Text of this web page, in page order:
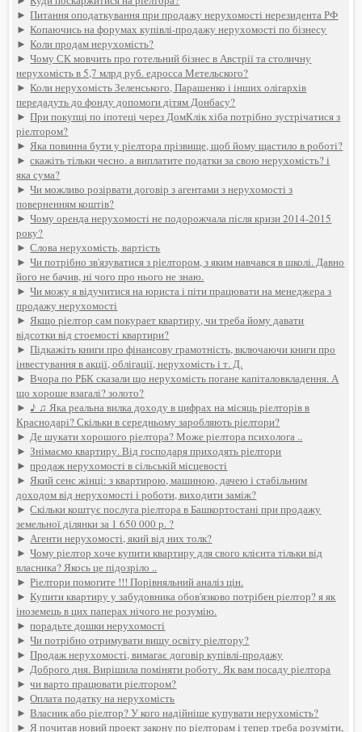
►Питання оподаткування при продажу нерухомості нерезидента РФ
►Копаючись на форумах купівлі-продажу нерухомості по бізнесу
►Коли продам нерухомість?
►Чому СК мовчить про готельний бізнес в Австрії та столичну
нерухомість в 5,7 млрд руб. едросса Метельского?
►Коли нерухомість Зеленського, Парашенко і інших олігархів
передадуть до фонду допомоги дітям Донбасу?
►При покупці по іпотеці через ДомКлік хіба потрібно зустрічатися з
ріелтором?
►Яка повинна бути у ріелтора прізвище, щоб йому щастило в роботі?
►скажіть тільки чесно. а виплатите податки за свою нерухомість? і
яка сума?
►Чи можливо розірвати договір з агентами з нерухомості з
поверненням коштів?
►Чому оренда нерухомості не подорожчала після кризи 2014-2015
року?
►Слова нерухомість, вартість
►Чи потрібно зв'язуватися з ріелтором, з яким навчався в школі. Давно
його не бачив, ні чого про нього не знаю.
►Чи можу я відучитися на юриста і піти працювати на менеджера з
продажу нерухомості
►Якщо ріелтор сам покурает квартиру, чи треба йому давати
відсотки від стоемості квартири?
►Підкажіть книги про фінансову грамотність, включаючи книги про
інвестування в акції, облігації, нерухомість і т. Д.
►Вчора по РБК сказали що нерухомість погане капіталовкладення. А
що хороше взагалі? золото?
► ♪ ♫ Яка реальна вилка доходу в цифрах на місяць ріелторів в
Краснодарі? Скільки в середньому заробляють ріелтори?
►Де шукати хорошого ріелтора? Може ріелтора психолога ..
►Знімаємо квартиру. Від господаря приходять ріелтори
►продаж нерухомості в сільській місцевості
►Який сенс жінці: з квартирою, машиною, дачею і стабільним
доходом від нерухомості і роботи, виходити заміж?
►Скільки коштує послуга ріелтора в Башкортостані при продажу
земельної ділянки за 1 650 000 р. ?
►Агенти нерухомості, який від них толк?
►Чому ріелтор хоче купити квартиру для свого клієнта тільки від
власника? Якось це підозріло ..
►Ріелтори помогите !!! Порівняльний аналіз цін.
►Купити квартиру у забудовника обов'язково потрібен ріелтор? я як
іноземець в цих паперах нічого не розумію.
►порадьте дошки нерухомості
►Чи потрібно отримувати вищу освіту ріелтору?
►Продаж нерухомості, вимагає договір купівлі-продажу
►Доброго дня. Вирішила поміняти роботу. Як вам посаду ріелтора
►чи варто працювати ріелтором?
►Оплата податку на нерухомість
►Власник або ріелтор? У кого надійніше купувати нерухомість?
►Я почитав новий проект закону по ріелторам і тепер треба розуміти,